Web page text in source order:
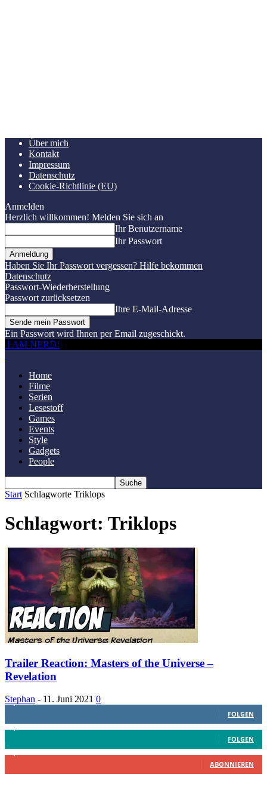
Über mich
Kontakt
Impressum
Datenschutz
Cookie-Richtlinie (EU)
Anmelden
Herzlich willkommen! Melden Sie sich an
Ihr Benutzername
Ihr Passwort
Haben Sie Ihr Passwort vergessen? Hilfe bekommen
Datenschutz
Passwort-Wiederherstellung
Passwort zurücksetzen
Ihre E-Mail-Adresse
Ein Passwort wird Ihnen per Email zugeschickt.
I AM NERD!
Home
Filme
Serien
Lesestoff
Games
Events
Style
Gadgets
People
Start Schlagworte Triklops
Schlagwort: Triklops
Trailer Reaction: Masters of the Universe –
Revelation
Stephan - 11. Juni 2021 0
1,887 Follower
FOLGEN
FOLGEN
ABONNIEREN